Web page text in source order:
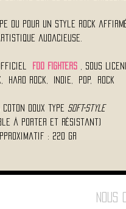
ou pour un style rock
audacieuse.
FOO FIGHTERS
, Sous
Hard Rock, Indie, Pop, Rock
coton doux type
Soft-Style
à porter et résistant)
: 220 Gr